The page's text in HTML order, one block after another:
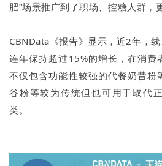
肥”场景推广到了职场、控糖人群，
CBNData《报告》显示，近2年，
连年保持超过15%的增长，在消费
不仅包含功能性较强的代餐奶昔粉
谷粉等较为传统但也可用于取代
类。